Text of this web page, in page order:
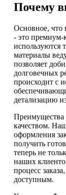
Почему
Основное, что
- это премиум-
используются
материалы
позволяет
долговечных
происходит с
детализацию
Преимущества
качеством.
оформления
получить
теперь не
наших
процесс
доступным.